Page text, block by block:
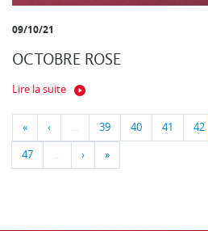
09/10/21
OCTOBRE ROSE
Lire la suite
« ‹ … 39 40 41 42
47 … › »